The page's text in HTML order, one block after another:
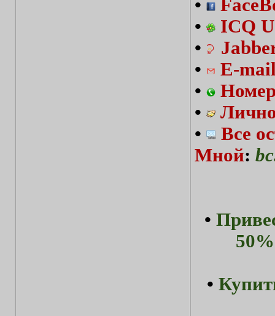
•
•
ICQ
•
•
E-
•
•
•
Все
Мной:
•
•